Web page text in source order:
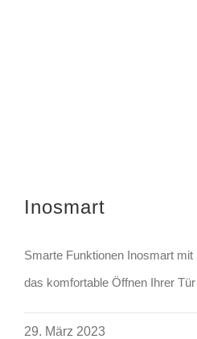
Inosmart
Smarte Funktionen Inosmart mit
das komfortable Öffnen Ihrer
29. März 2023